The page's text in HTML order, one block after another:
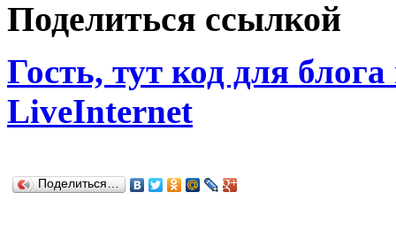
Поделиться ссылкой
Гость, тут код для
LiveInternet
Поделиться…